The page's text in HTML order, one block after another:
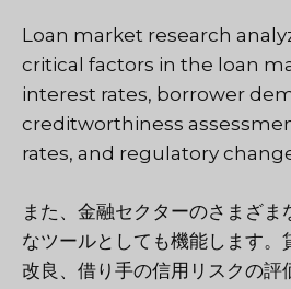
Loan market research
critical factors in the loan
interest rates, borrower
creditworthiness
rates, and regulatory
また、金融セクターのさまざま
なツールとしても機能します。
改良、借り手の信用リスクの評